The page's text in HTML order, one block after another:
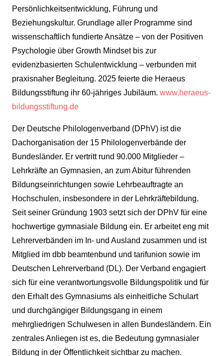
Persönlichkeitsentwicklung, Führung und
Beziehungskultur. Grundlage aller Programme sind
wissenschaftlich fundierte Ansätze – von der Positiven
Psychologie über Growth Mindset bis zur
evidenzbasierten Schulentwicklung – verbunden mit
praxisnaher Begleitung. 2025 feierte die Heraeus
Bildungsstiftung ihr 60-jähriges Jubiläum. www.heraeus-
bildungsstiftung.de
Der Deutsche Philologenverband (DPhV) ist die
Dachorganisation der 15 Philologenverbände der
Bundesländer. Er vertritt rund 90.000 Mitglieder –
Lehrkräfte an Gymnasien, an zum Abitur führenden
Bildungseinrichtungen sowie Lehrbeauftragte an
Hochschulen, insbesondere in der Lehrkräftebildung.
Seit seiner Gründung 1903 setzt sich der DPhV für eine
hochwertige gymnasiale Bildung ein. Er arbeitet eng mit
Lehrerverbänden im In- und Ausland zusammen und ist
Mitglied im dbb beamtenbund und tarifunion sowie im
Deutschen Lehrerverband (DL). Der Verband engagiert
sich für eine verantwortungsvolle Bildungspolitik und für
den Erhalt des Gymnasiums als einheitliche Schulart
und durchgängiger Bildungsgang in einem
mehrgliedrigen Schulwesen in allen Bundesländern. Ein
zentrales Anliegen ist es, die Bedeutung gymnasialer
Bildung in der Öffentlichkeit sichtbar zu machen.